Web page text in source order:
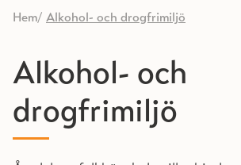
Hem Alkohol- och drogfrimiljö
Alkohol- och
drogfrimiljö